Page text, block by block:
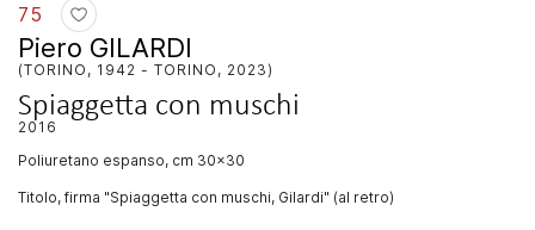
75
Piero GILARDI
(TORINO, 1942 - TORINO, 2023)
Spiaggetta con muschi
2016
poliuretano espanso, cm 30x30
Titolo, firma "Spiaggetta con muschi, Gilardi" (al retro)